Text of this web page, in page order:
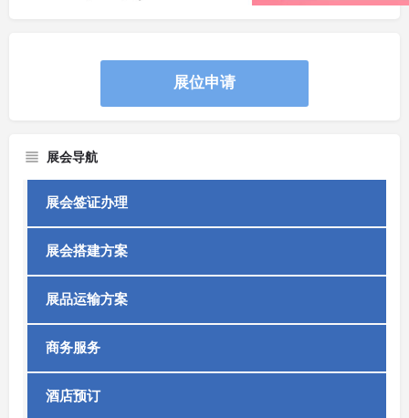
展位申请
展会导航
展会签证办理
展会搭建方案
展品运输方案
商务服务
酒店预订